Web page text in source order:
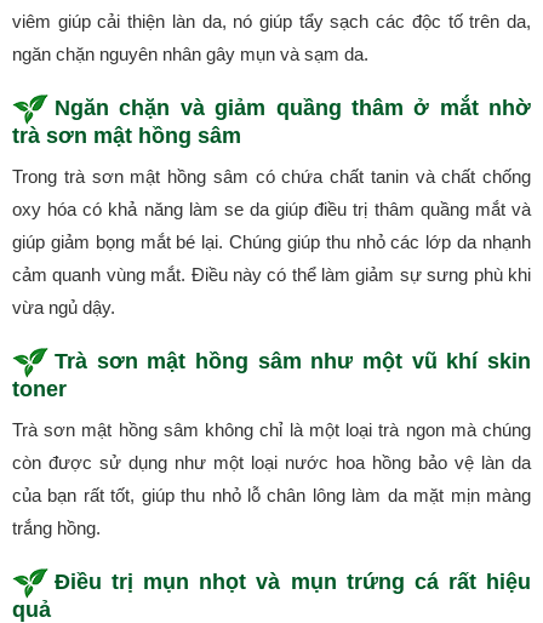
viêm giúp cải thiện làn da, nó giúp tẩy sạch các độc tố trên da,
ngăn chặn nguyên nhân gây mụn và sạm da.
Ngăn chặn và giảm quầng thâm ở mắt nhờ
trà sơn mật hồng sâm
Trong trà sơn mật hồng sâm có chứa chất tanin và chất chống
oxy hóa có khả năng làm se da giúp điều trị thâm quầng mắt và
giúp giảm bọng mắt bé lại. Chúng giúp thu nhỏ các lớp da nhạnh
cảm quanh vùng mắt. Điều này có thể làm giảm sự sưng phù khi
vừa ngủ dậy.
Trà sơn mật hồng sâm như một vũ khí skin
toner
Trà sơn mật hồng sâm không chỉ là một loại trà ngon mà chúng
còn được sử dụng như một loại nước hoa hồng bảo vệ làn da
của bạn rất tốt, giúp thu nhỏ lỗ chân lông làm da mặt mịn màng
trắng hồng.
Điều trị mụn nhọt và mụn trứng cá rất hiệu
quả